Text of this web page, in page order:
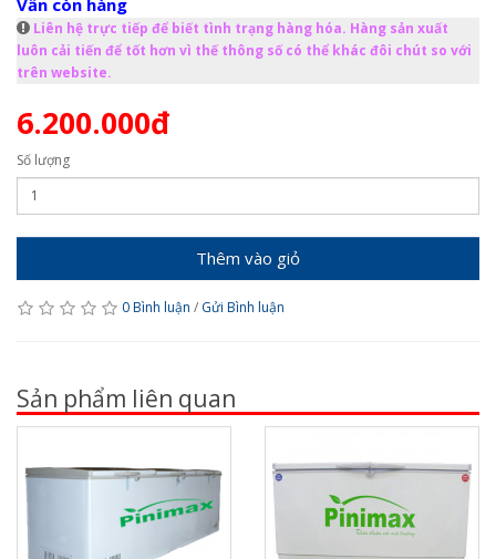
Liên hệ trực tiếp để biết tình trạng hàng hóa. Hàng sản xuất
luôn cải tiến để tốt hơn vì thế thông số có thể khác đôi chút so với
trên website.
6.200.000đ
Số lượng
Thêm vào giỏ
0 Bình luận / Gửi Bình luận
Sản phẩm liên quan